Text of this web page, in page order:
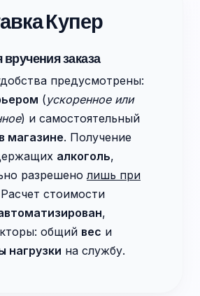
Купер
заказа
предусмотрены:
(ускоренное или
) и самостоятельный
магазине. Получение
алкоголь,
разрешенолишь при
стоимости
,
общий вес и
нагрузки на службу.